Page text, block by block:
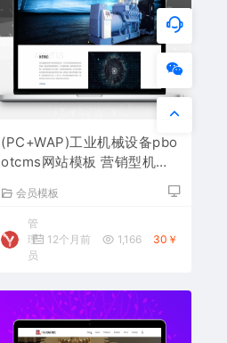
(PC+WAP)工业机械设备pbo
otcms网站模板 营销型机械
会员模板
管
理
员
12个月前 1,166 30￥